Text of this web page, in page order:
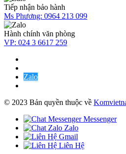
Tiếp nhận bảo hành
Ms Phương: 0964 213 099
Hành chính văn phòng
VP: 024 3 6617 259
Zalo
© 2023 Bản quyền thuộc về
Messenger
Zalo
Gmail
Liên Hệ